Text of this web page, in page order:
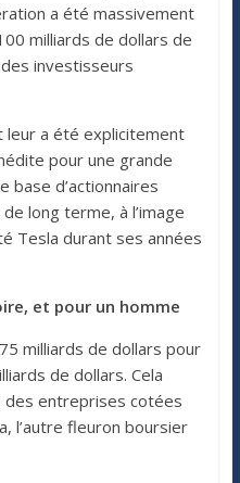
a été massivement
milliards de dollars de
investisseurs
a été explicitement
pour une grande
d’actionnaires
long terme, à l’image
Tesla durant ses années
et pour un homme
milliards de dollars pour
de dollars. Cela
des entreprises cotées
l’autre fleuron boursier